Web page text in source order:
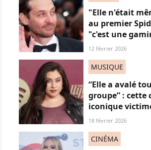
"Elle n'était
au premier
"c'est une
l'apparition de
ans de moins
12 février 2026
MUSIQUE
“Elle a avalé
groupe” : cette
iconique
grossophobie
18 février 2026
CINÉMA